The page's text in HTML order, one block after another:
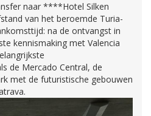
naar ****Hotel Silken
van het beroemde Turia-
na de ontvangst in
kennismaking met Valencia
de Mercado Central, de
met de futuristische gebouwen